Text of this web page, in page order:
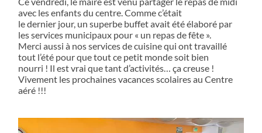
avec les enfants du centre. Comme c’était
le dernier jour, un superbe buffet avait été élaboré par
les services municipaux pour « un repas de fête ».
Merci aussi à nos services de cuisine qui ont travaillé
tout l’été pour que tout ce petit monde soit bien
nourri ! Il est vrai que tant d’activités… ça creuse !
Vivement les prochaines vacances scolaires au Centre
aéré !!!